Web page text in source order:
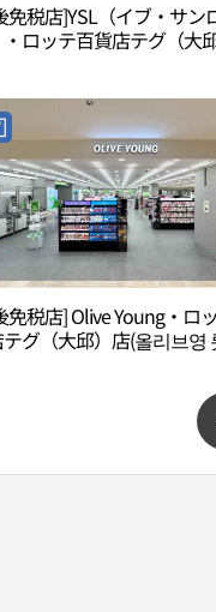
免税店]YSL（イブ・サン
・ロッテ百貨店テグ（大
免税店] Olive Young・ロ
グ（大邱）店(올리브영